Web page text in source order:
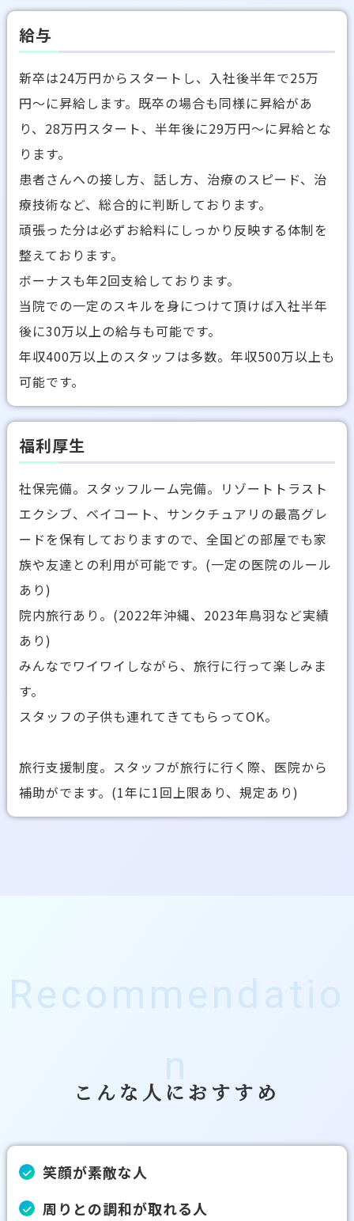
給与
新卒は24万円からスタートし、入社後半年で25万
円〜に昇給します。既卒の場合も同様に昇給があ
り、28万円スタート、半年後に29万円～に昇給とな
ります。
患者さんへの接し方、話し方、治療のスピード、治
療技術など、総合的に判断しております。
頑張った分は必ずお給料にしっかり反映する体制を
整えております。
ボーナスも年2回支給しております。
当院での一定のスキルを身につけて頂けば入社半年
後に30万以上の給与も可能です。
年収400万以上のスタッフは多数。年収500万以上も
可能です。
福利厚生
社保完備。スタッフルーム完備。リゾートトラスト
エクシブ、ベイコート、サンクチュアリの最高グレ
ードを保有しておりますので、全国どの部屋でも家
族や友達との利用が可能です。(一定の医院のルール
あり)
院内旅行あり。(2022年沖縄、2023年鳥羽など実績
あり)
みんなでワイワイしながら、旅行に行って楽しみま
す。
スタッフの子供も連れてきてもらってOK。
旅行支援制度。スタッフが旅行に行く際、医院から
補助がでます。(1年に1回上限あり、規定あり)
Recommendatio
N
こんな人におすすめ
笑顔が素敵な人
周りとの調和が取れる人